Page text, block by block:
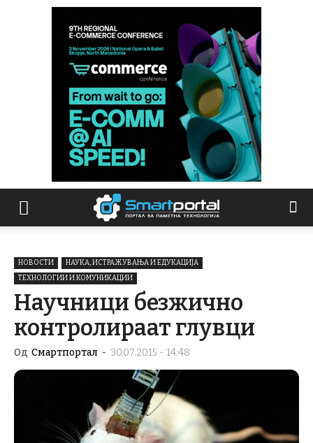
НОВОСТИ
НАУКА, ИСТРАЖУВАЊА И ЕДУКАЦИЈА
ТЕХНОЛОГИИ И КОМУНИКАЦИИ
Научници безжично
контролираат глувци
Од Смартпортал - 30.07.2015 - 14:48